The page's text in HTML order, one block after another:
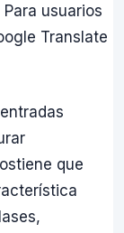
usuarios
Translate
que